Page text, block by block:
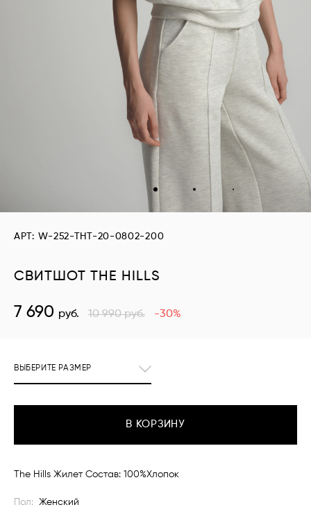
СВИТШОТ THE HILLS
АРТ: W-252-THT-20-0802-200
7 690 руб. 10 990руб. -30%
ВЫБЕРИТЕ РАЗМЕР
В КОРЗИНУ
The Hills Жилет Состав: 100%Хлопок
Пол:
Женский